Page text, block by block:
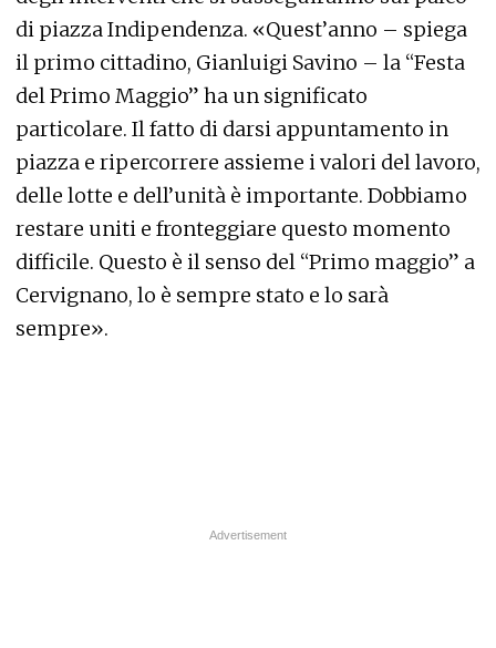
di piazza Indipendenza. «Quest’anno – spiega
il primo cittadino, Gianluigi Savino – la “Festa
del Primo Maggio” ha un significato
particolare. Il fatto di darsi appuntamento in
piazza e ripercorrere assieme i valori del lavoro,
delle lotte e dell’unità è importante. Dobbiamo
restare uniti e fronteggiare questo momento
difficile. Questo è il senso del “Primo maggio” a
Cervignano, lo è sempre stato e lo sarà
sempre».